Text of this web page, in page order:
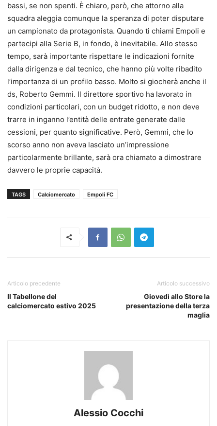
bassi, se non spenti. È chiaro, però, che attorno alla
squadra aleggia comunque la speranza di poter disputare
un campionato da protagonista. Quando ti chiami Empoli e
partecipi alla Serie B, in fondo, è inevitabile. Allo stesso
tempo, sarà importante rispettare le indicazioni fornite
dalla dirigenza e dal tecnico, che hanno più volte ribadito
l’importanza di un profilo basso. Molto si giocherà anche il
ds, Roberto Gemmi. Il direttore sportivo ha lavorato in
condizioni particolari, con un budget ridotto, e non deve
trarre in inganno l’entità delle entrate generate dalle
cessioni, per quanto significative. Però, Gemmi, che lo
scorso anno non aveva lasciato un’impressione
particolarmente brillante, sarà ora chiamato a dimostrare
davvero le proprie capacità.
TAGS Calciomercato Empoli FC
Articolo precedente
Il Tabellone del
calciomercato estivo 2025
Articolo successivo
Giovedì allo Store la
presentazione della terza
maglia
Alessio Cocchi